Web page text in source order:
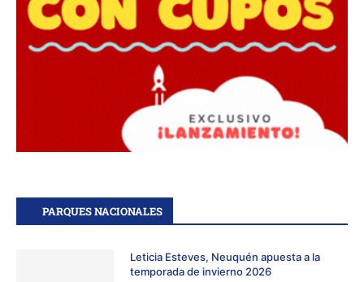
PARQUES NACIONALES
Leticia Esteves, Neuquén apuesta a la
temporada de invierno 2026